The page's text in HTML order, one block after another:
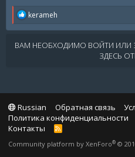
R
a
c
t
kerameh
ВАМ НЕОБХОДИМО ВОЙТИ ИЛИ
ЗДЕСЬ
Russian Обратная связь
Политика конфиденциальности
Контакты
R
S
Community platform by XenForo® ©